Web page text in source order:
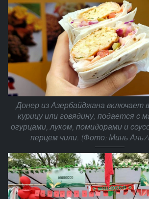
Донер из Азербайджана включает
курицу или говядину, подается с
огурцами, луком, помидорами и
перцем чили. (Фото: Минь